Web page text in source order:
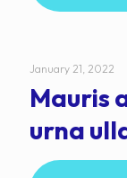
January 21, 2022
Mauris
urna